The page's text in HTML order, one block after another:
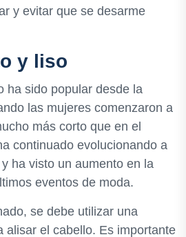
y evitar que se desarme
y liso
ha sido popular desde la
las mujeres comenzaron a
más corto que en el
continuado evolucionando a
ha visto un aumento en la
eventos de moda.
se debe utilizar una
alisar el cabello. Es importante